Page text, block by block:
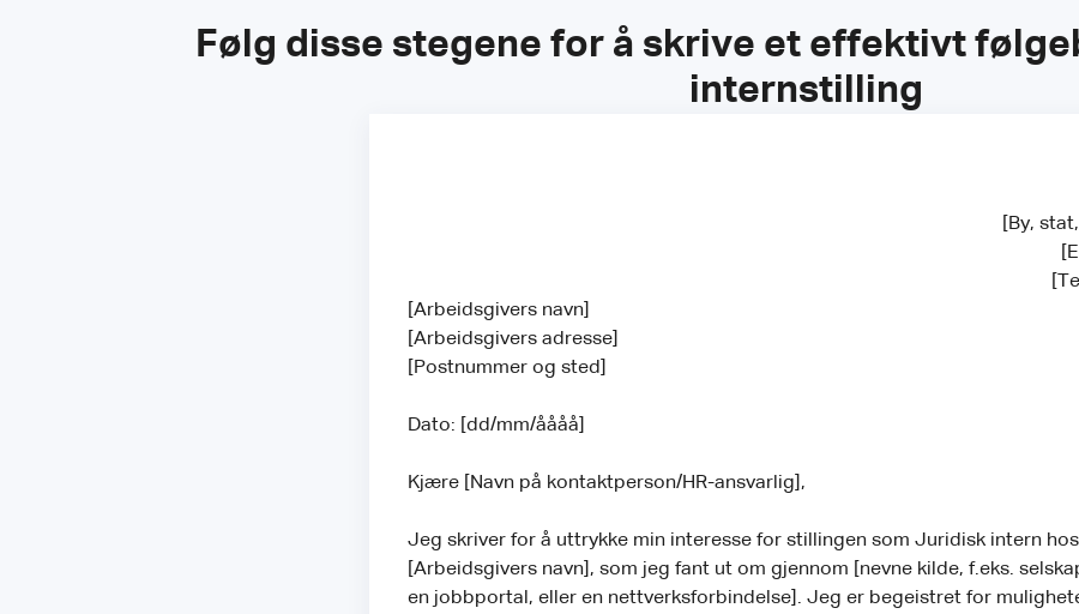
Følg disse stegene for å skrive et effektivt
internstilling
[By,
[Arbeidsgivers navn]
[Arbeidsgivers adresse]
[Postnummer og sted]
Dato: [dd/mm/åååå]
Kjære [Navn på kontaktperson/HR-ansvarlig],
Jeg skriver for å uttrykke min interesse for stillingen som Juridisk intern hos
[Arbeidsgivers navn], som jeg fant ut om gjennom [nevne kilde, f.eks.
en jobbportal, eller en nettverksforbindelse]. Jeg er begeistret for